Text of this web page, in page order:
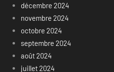
décembre 2024
novembre 2024
octobre 2024
septembre 2024
août 2024
juillet 2024